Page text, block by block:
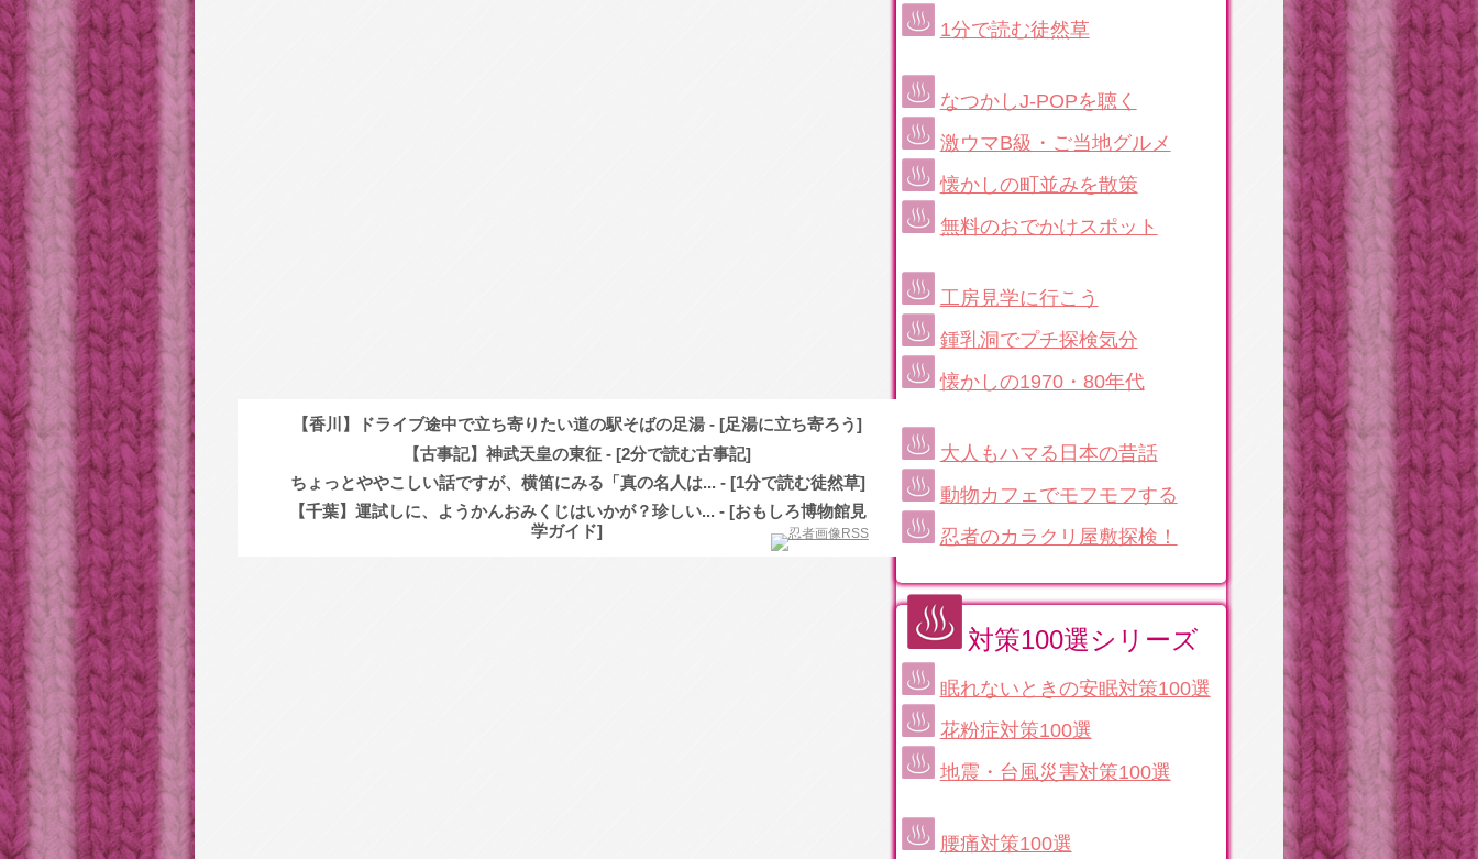
【香川】ドライブ途中で立ち寄りたい道の駅そばの足湯 - [足湯に立ち寄ろう]
【古事記】神武天皇の東征 - [2分で読む古事記]
ちょっとややこしい話ですが、横笛にみる「真の名人は... - [1分で読む徒然草]
【千葉】運試しに、ようかんおみくじはいかが？珍しい... - [おもしろ博物館見
学ガイド]
1分で読む徒然草
なつかしJ-POPを聴く
激ウマB級・ご当地グルメ
懐かしの町並みを散策
無料のおでかけスポット
工房見学に行こう
鍾乳洞でプチ探検気分
懐かしの1970・80年代
大人もハマる日本の昔話
動物カフェでモフモフする
忍者のカラクリ屋敷探検！
対策100選シリーズ
眠れないときの安眠対策100選
花粉症対策100選
地震・台風災害対策100選
腰痛対策100選